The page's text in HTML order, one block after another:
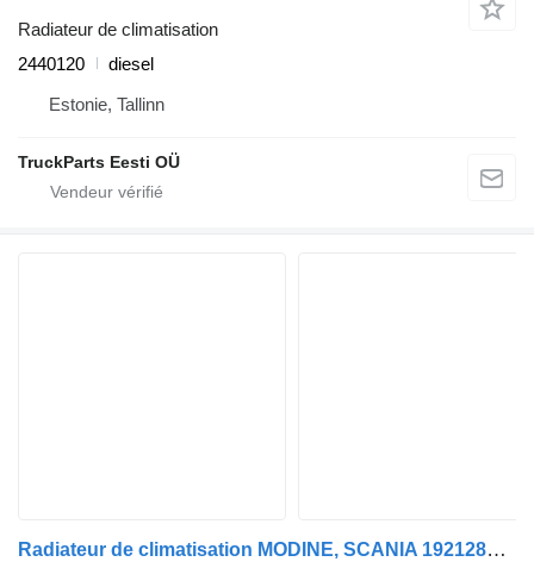
Radiateur de climatisation
2440120
diesel
Estonie, Tallinn
TruckParts Eesti OÜ
Radiateur de climatisation MODINE, SCANIA 1921284 1854555 pour tracteur routier Scania P,G,R,T-series (2004-2017)